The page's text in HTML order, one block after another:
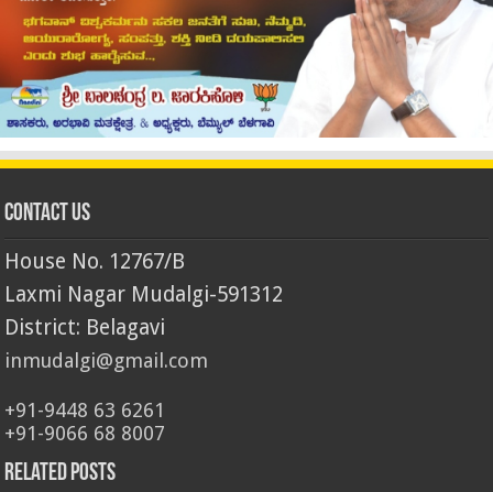
Contact Us
House No. 12767/B
Laxmi Nagar Mudalgi-591312
District: Belagavi
inmudalgi@gmail.com
+91-9448 63 6261
+91-9066 68 8007
Related Posts